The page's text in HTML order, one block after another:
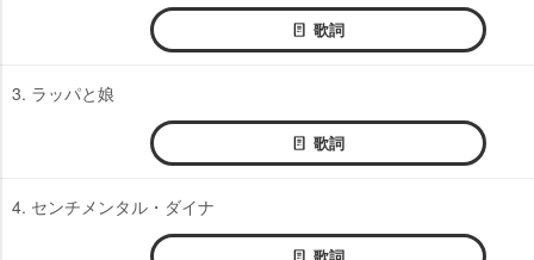
歌詞
3. ラッパと娘
歌詞
4. センチメンタル・ダイナ